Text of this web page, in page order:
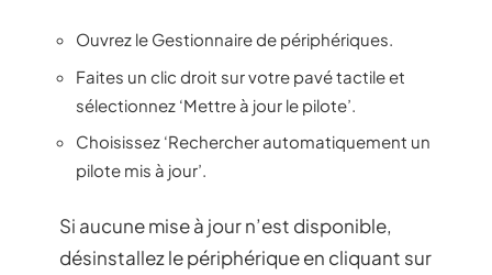
Ouvrez le Gestionnaire de périphériques.
Faites un clic droit sur votre pavé tactile et
sélectionnez ‘Mettre à jour le pilote’.
Choisissez ‘Rechercher automatiquement un
pilote mis à jour’.
Si aucune mise à jour n’est disponible,
désinstallez le périphérique en cliquant sur